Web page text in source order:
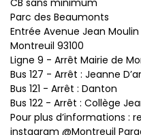
CB sans minimum
Parc des Beaumonts
Entrée Avenue Jean
Montreuil 93100
Ligne 9 - Arrêt Mairie de
Bus 127 - Arrêt : Jeanne
Bus 121 - Arrêt : Danton
Bus 122 - Arrêt : Collège
Pour plus d’informations :
instagram @Montreuil